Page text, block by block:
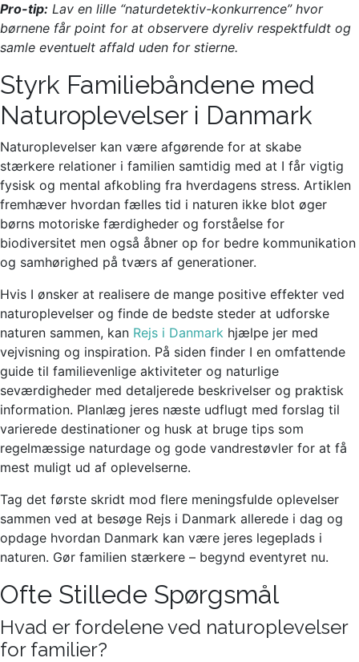
Pro-tip: Lav en lille “naturdetektiv-konkurrence” hvor
børnene får point for at observere dyreliv respektfuldt og
samle eventuelt affald uden for stierne.
Styrk Familiebåndene med
Naturoplevelser i Danmark
Naturoplevelser kan være afgørende for at skabe
stærkere relationer i familien samtidig med at I får vigtig
fysisk og mental afkobling fra hverdagens stress. Artiklen
fremhæver hvordan fælles tid i naturen ikke blot øger
børns motoriske færdigheder og forståelse for
biodiversitet men også åbner op for bedre kommunikation
og samhørighed på tværs af generationer.
Hvis I ønsker at realisere de mange positive effekter ved
naturoplevelser og finde de bedste steder at udforske
naturen sammen, kan Rejs i Danmark hjælpe jer med
vejvisning og inspiration. På siden finder I en omfattende
guide til familievenlige aktiviteter og naturlige
seværdigheder med detaljerede beskrivelser og praktisk
information. Planlæg jeres næste udflugt med forslag til
varierede destinationer og husk at bruge tips som
regelmæssige naturdage og gode vandrestøvler for at få
mest muligt ud af oplevelserne.
Tag det første skridt mod flere meningsfulde oplevelser
sammen ved at besøge Rejs i Danmark allerede i dag og
opdage hvordan Danmark kan være jeres legeplads i
naturen. Gør familien stærkere – begynd eventyret nu.
Ofte Stillede Spørgsmål
Hvad er fordelene ved naturoplevelser
for familier?